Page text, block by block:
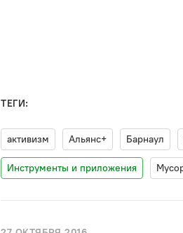
ТЕГИ:
активизм Альянс+ Барнаул
Инструменты и приложения